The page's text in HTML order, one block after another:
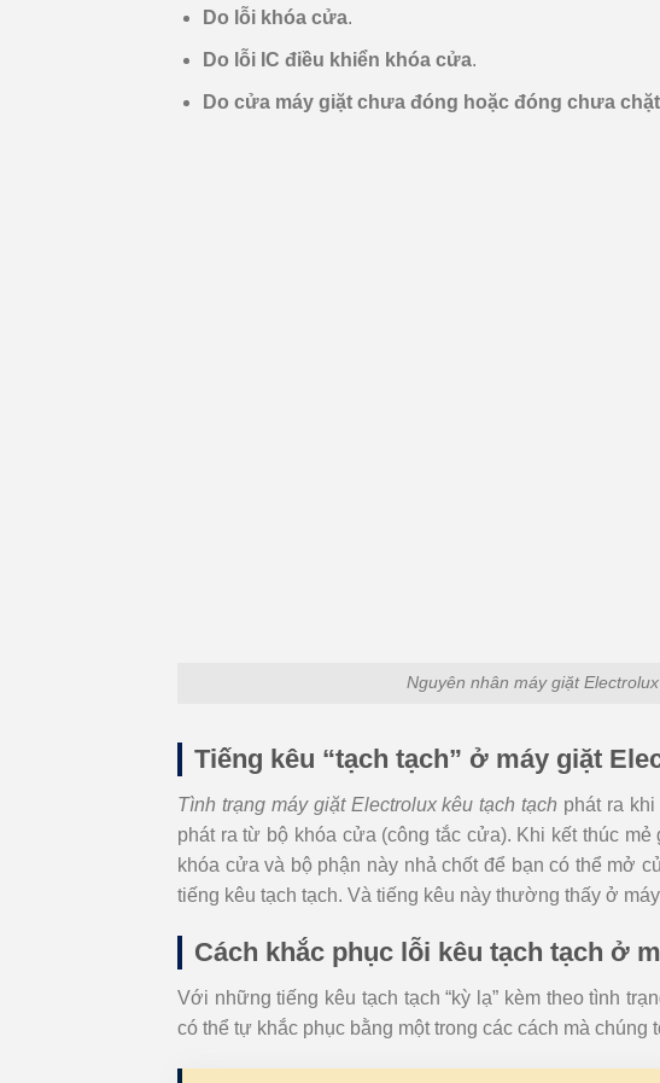
Do lỗi khóa cửa.
Do lỗi IC điều khiển khóa cửa.
Do cửa máy giặt chưa đóng hoặc đóng chưa chặt
Nguyên nhân máy giặt
Tiếng kêu “tạch tạch” ở máy giặt
Tình trạng máy giặt Electrolux kêu tạch tạch phát ra
phát ra từ bộ khóa cửa (công tắc cửa). Khi kết thúc
khóa cửa và bộ phận này nhả chốt để bạn có thể mở
tiếng kêu tạch tạch. Và tiếng kêu này thường thấy ở
Cách khắc phục lỗi kêu tạch tạch ở
Với những tiếng kêu tạch tạch “kỳ lạ” kèm theo tình
có thể tự khắc phục bằng một trong các cách mà chúng